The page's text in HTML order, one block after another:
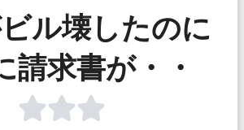
ル壊したのに
請求書が・・